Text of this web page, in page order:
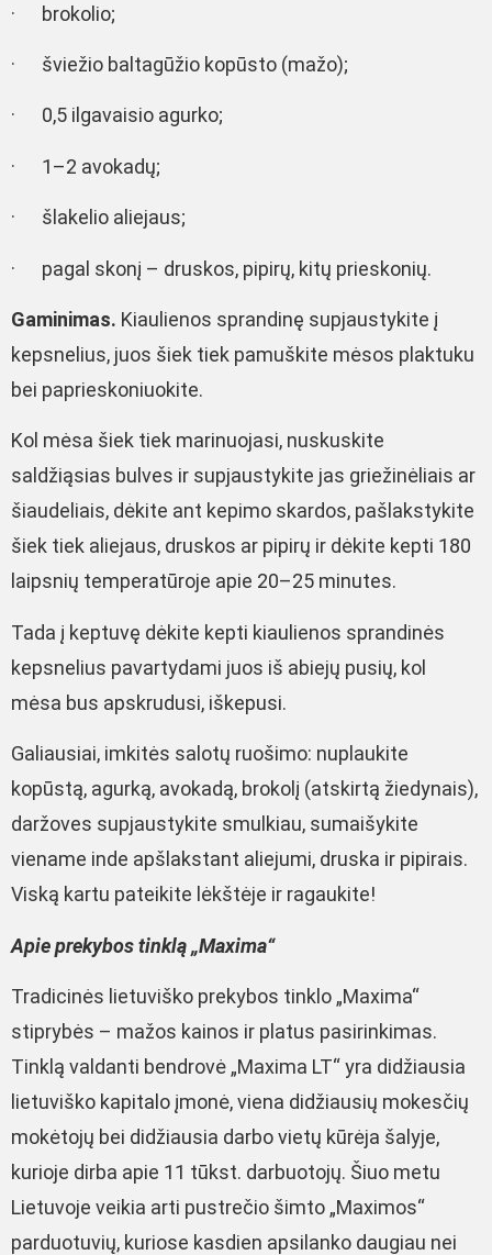
· brokolio;
· šviežio baltagūžio kopūsto (mažo);
· 0,5 ilgavaisio agurko;
· 1–2 avokadų;
· šlakelio aliejaus;
· pagal skonį – druskos, pipirų, kitų prieskonių.
Gaminimas. Kiaulienos sprandinę supjaustykite į
kepsnelius, juos šiek tiek pamuškite mėsos plaktuku
bei paprieskoniuokite.
Kol mėsa šiek tiek marinuojasi, nuskuskite
saldžiąsias bulves ir supjaustykite jas griežinėliais ar
šiaudeliais, dėkite ant kepimo skardos, pašlakstykite
šiek tiek aliejaus, druskos ar pipirų ir dėkite kepti 180
laipsnių temperatūroje apie 20–25 minutes.
Tada į keptuvę dėkite kepti kiaulienos sprandinės
kepsnelius pavartydami juos iš abiejų pusių, kol
mėsa bus apskrudusi, iškepusi.
Galiausiai, imkitės salotų ruošimo: nuplaukite
kopūstą, agurką, avokadą, brokolį (atskirtą žiedynais),
daržoves supjaustykite smulkiau, sumaišykite
viename inde apšlakstant aliejumi, druska ir pipirais.
Viską kartu pateikite lėkštėje ir ragaukite!
Apie prekybos tinklą „Maxima“
Tradicinės lietuviško prekybos tinklo „Maxima“
stiprybės – mažos kainos ir platus pasirinkimas.
Tinklą valdanti bendrovė „Maxima LT“ yra didžiausia
lietuviško kapitalo įmonė, viena didžiausių mokesčių
mokėtojų bei didžiausia darbo vietų kūrėja šalyje,
kurioje dirba apie 11 tūkst. darbuotojų. Šiuo metu
Lietuvoje veikia arti pustrečio šimto „Maximos“
parduotuvių, kuriose kasdien apsilanko daugiau nei